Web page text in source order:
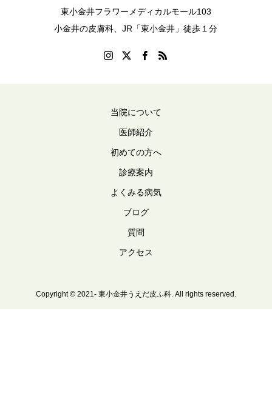
東小金井フラワーメディカルモール103
小金井の皮膚科、JR「東小金井」徒歩１分
当院について
医師紹介
初めての方へ
診療案内
よくみる病気
ブログ
質問
アクセス
Copyright © 2021- 東小金井うえだ皮ふ科. All rights reserved.